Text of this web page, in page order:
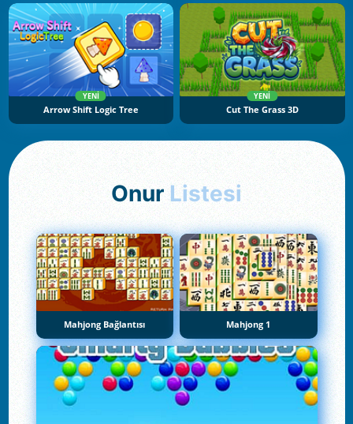
YENI
Arrow Shift Logic Tree
YENI
Cut The Grass 3D
Onur Listesi
Mahjong Bağlantısı Mahjong 1